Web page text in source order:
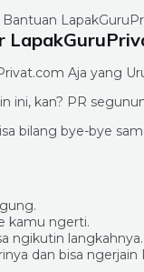
Aja yang
ini, kan? PR
bilang bye-bye
kamu ngerti.
ngikutin langkahnya.
dan bisa ngerjain